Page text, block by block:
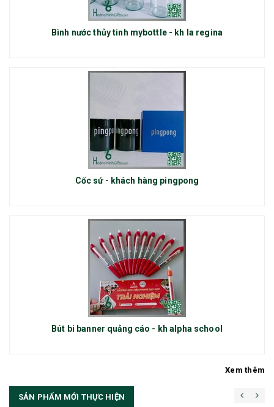
Bình nước thủy tinh mybottle - kh la regina
Cốc sứ - khách hàng pingpong
Bút bi banner quảng cáo - kh alpha school
Xem thêm
SẢN PHẨM MỚI THỰC HIỆN